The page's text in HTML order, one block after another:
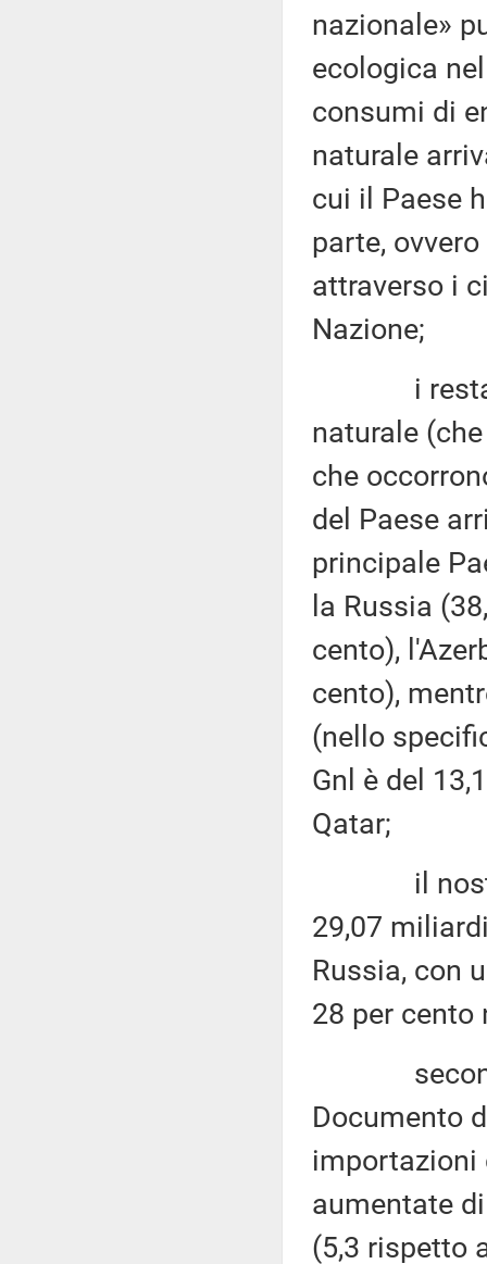
nazionale»
ecologica
consumi di
naturale
cui il Paese
parte,
attraverso i
Nazione;
i restanti
naturale
che
del Paese
principale
la Russia
cento),
cento),
(nello
Gnl è del
Qatar;
il nostro
29,07
Russia, con
28 per cento
secondo
Documento
importazioni
aumentate
(5,3 rispetto